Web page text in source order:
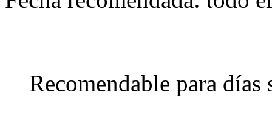
Recomendable para días